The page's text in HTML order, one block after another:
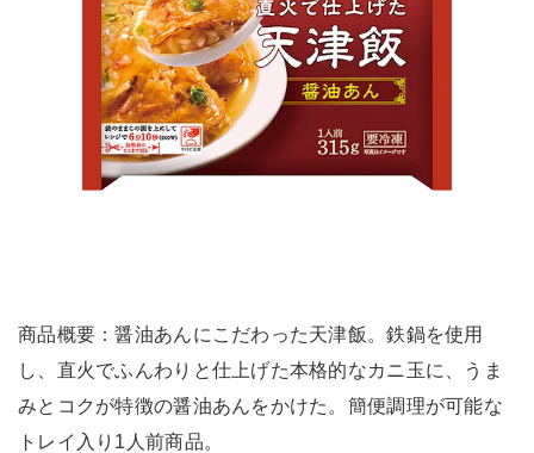
商品概要：醤油あんにこだわった天津飯。鉄鍋を使用
し、直火でふんわりと仕上げた本格的なカニ玉に、うま
みとコクが特徴の醤油あんをかけた。簡便調理が可能な
トレイ入り1人前商品。